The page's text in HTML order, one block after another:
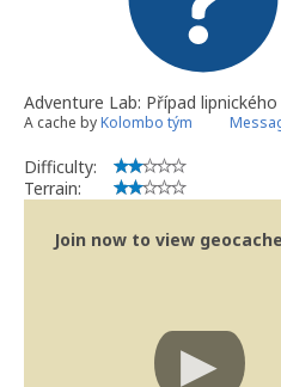
Adventure Lab: Případ
A cache byKolombo tým
Difficulty:
Terrain:
Join now to view